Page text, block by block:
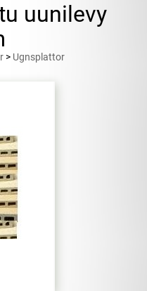
uunilevy
> Ugnsplattor